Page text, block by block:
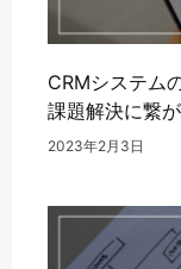
CRMシステム
課題解決に繋
2023年2月3日